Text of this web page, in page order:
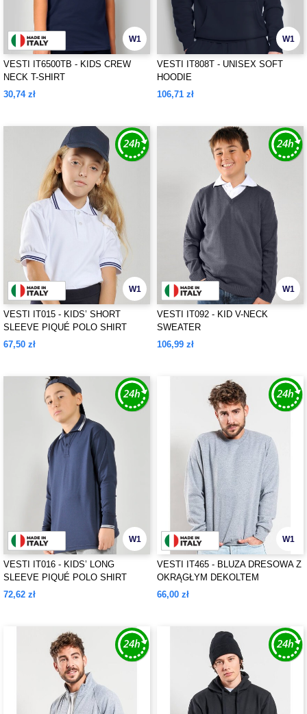
W1
VESTI IT6500TB - KIDS CREW
NECK T-SHIRT
30,74 zł
W1
VESTI IT808T - UNISEX SOFT
HOODIE
106,71 zł
W1
VESTI IT015 - KIDS’ SHORT
SLEEVE PIQUÉ POLO SHIRT
67,50 zł
W1
VESTI IT092 - KID V-NECK
SWEATER
106,99 zł
W1
VESTI IT016 - KIDS’ LONG
SLEEVE PIQUÉ POLO SHIRT
72,62 zł
W1
VESTI IT465 - BLUZA DRESOWA Z
OKRĄGŁYM DEKOLTEM
66,00 zł